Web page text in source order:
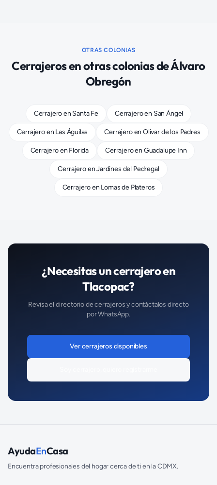
OTRAS COLONIAS
Cerrajerosen otras colonias deÁlvaro
Obregón
Cerrajeroen Santa Fe Cerrajeroen San Ángel
Cerrajeroen Las Águilas CerrajeroenOlivar de los Padres
Cerrajeroen Florida Cerrajeroen Guadalupe Inn
CerrajeroenJardines del Pedregal
Cerrajeroen Lomas de Plateros
¿Necesitas uncerrajeroen
Tlacopac?
Revisa el directorio decerrajerosy contáctalos directo
por WhatsApp.
Vercerrajeros disponibles
AyudaEnCasa
Encuentra profesionales del hogar cerca de ti en la CDMX.